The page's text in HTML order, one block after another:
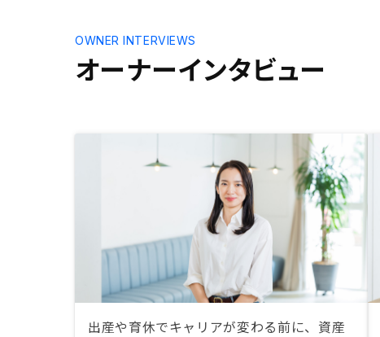
オーナーインタビュー
OWNER INTERVIEWS
出産や育休でキャリアが変わる前に、資産